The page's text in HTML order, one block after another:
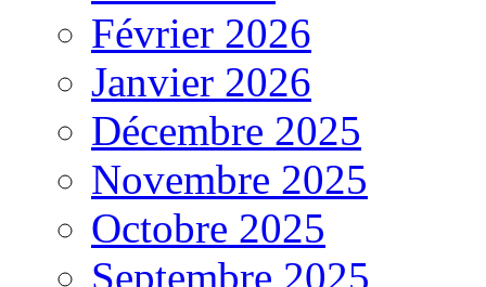
Février 2026
Janvier 2026
Décembre 2025
Novembre 2025
Octobre 2025
Septembre 2025